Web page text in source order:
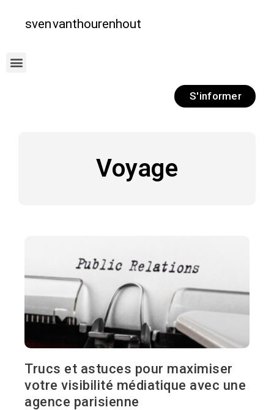
S'informer
Voyage
Trucs et astuces pour maximiser
votre visibilité médiatique avec une
agence parisienne